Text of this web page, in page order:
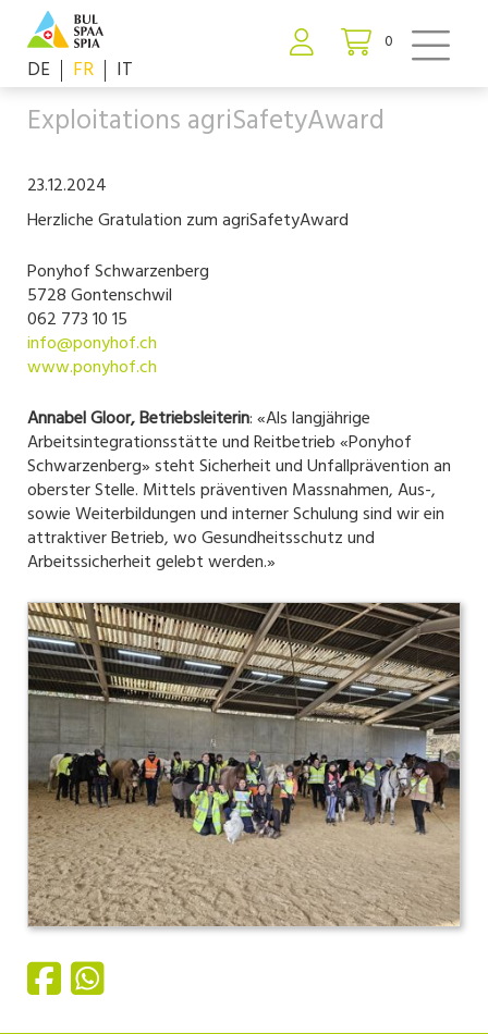
0
DE FR IT
Exploitations agriSafetyAward
23.12.2024
Herzliche Gratulation zum agriSafetyAward
Ponyhof Schwarzenberg
5728 Gontenschwil
062 773 10 15
info@ponyhof.ch
www.ponyhof.ch
Annabel Gloor, Betriebsleiterin: «Als langjährige
Arbeitsintegrationsstätte und Reitbetrieb «Ponyhof
Schwarzenberg» steht Sicherheit und Unfallprävention an
oberster Stelle. Mittels präventiven Massnahmen, Aus-,
sowie Weiterbildungen und interner Schulung sind wir ein
attraktiver Betrieb, wo Gesundheitsschutz und
Arbeitssicherheit gelebt werden.»